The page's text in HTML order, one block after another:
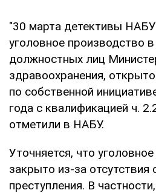
"30 марта детективы
уголовное производство
должностных лиц
здравоохранения,
по собственной
года с квалификацией ч.
отметили в НАБУ.
Уточняется, что
закрыто из-за отсутствия
преступления. В